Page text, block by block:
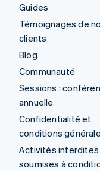
Guides
Témoignages de
clients
Blog
Communauté
Sessions :
annuelle
Confidentialité et
conditions
Activités interdites
soumises à